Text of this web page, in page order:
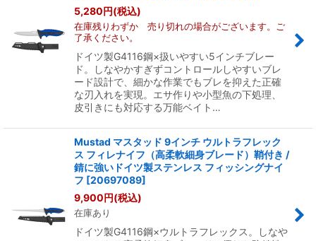
5,280円(税込)
在庫残りわずか 売り切れの場合がございます。ご
了承ください。
ドイツ製G4116鋼×扱いやすい5インチブレー
ド。しなやかすぎずコントロールしやすいブレ
ード設計で、細かな作業でもブレを抑えた正確
な刃入れを実現。エサ作りや小型魚の下処理、
皮引きにも対応する万能ベイト…
Mustad マスタッド 9インチ ウルトラフレック
ス フィレナイフ（高柔軟細身ブレード）鞘付き /
錆に強いドイツ製ステンレス フィッシングナイ
フ [20697089]
9,900円(税込)
在庫あり
ドイツ製G4116鋼×ウルトラフレックス。しなや